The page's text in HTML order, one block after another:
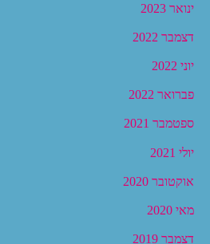
ינואר 2023
דצמבר 2022
יוני 2022
פברואר 2022
ספטמבר 2021
יולי 2021
אוקטובר 2020
מאי 2020
דצמבר 2019